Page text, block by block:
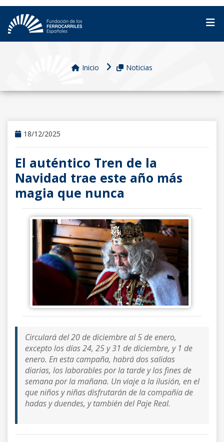
Inicio Noticias
18/12/2025
El auténtico Tren de la
Navidad trae este año más
magia que nunca
Circulará del 20 de diciembre al 5 de enero,
excepto los días 24, 25 y 31 de diciembre, y 1 de
enero. En esta campaña, habrá dos salidas
diarias, los laborables por la tarde y los fines de
semana por la mañana. Un viaje a la ilusión, en el
que niños y niñas disfrutarán de la compañía de
hadas y duendes, y también del Paje Real.